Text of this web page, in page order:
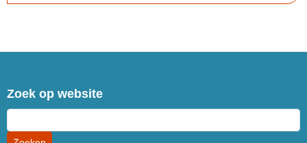
Zoek op website